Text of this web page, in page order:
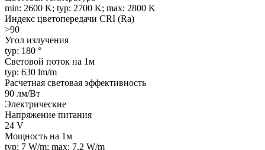
min: 2600 K; typ: 2700 K; max: 2800 K
Индекс цветопередачи CRI (Ra)
>90
Угол излучения
typ: 180 °
Световой поток на 1м
typ: 630 lm/m
Расчетная световая эффективность
90 лм/Вт
Электрические
Напряжение питания
24 V
Мощность на 1м
typ: 7 W/m; max: 7.2 W/m